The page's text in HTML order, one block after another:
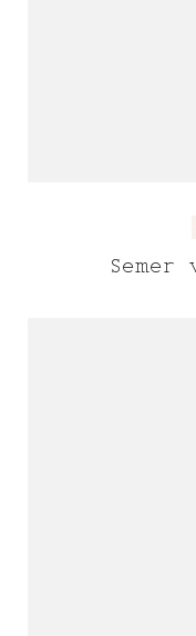
Semer